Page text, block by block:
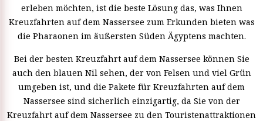
erleben möchten, ist die beste Lösung das, was Ihnen
Kreuzfahrten auf dem Nassersee zum Erkunden bieten was
die Pharaonen im äußersten Süden Ägyptens machten.
Bei der besten Kreuzfahrt auf dem Nassersee können Sie
auch den blauen Nil sehen, der von Felsen und viel Grün
umgeben ist, und die Pakete für Kreuzfahrten auf dem
Nassersee sind sicherlich einzigartig, da Sie von der
Kreuzfahrt auf dem Nassersee zu den Touristenattraktionen